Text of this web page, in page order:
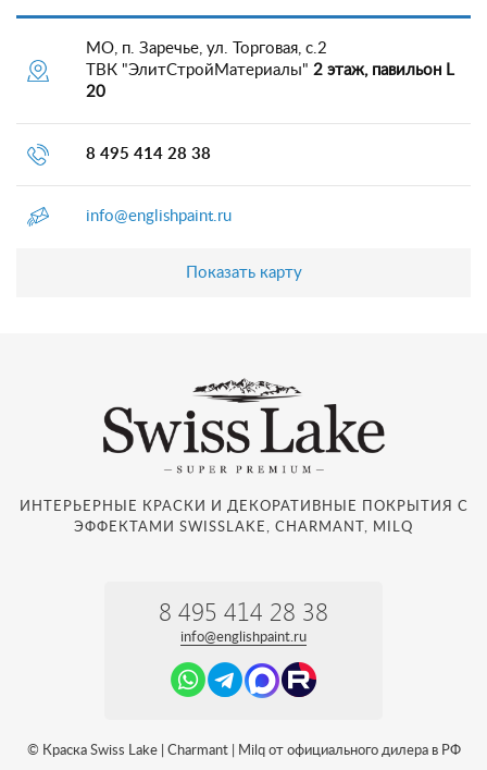
МО, п. Заречье, ул. Торговая, с.2
ТВК "ЭлитСтройМатериалы" 2 этаж, павильон L
20
8 495 414 28 38
info@englishpaint.ru
Показать карту
ИНТЕРЬЕРНЫЕ КРАСКИ И ДЕКОРАТИВНЫЕ ПОКРЫТИЯ С
ЭФФЕКТАМИ SWISSLAKE, CHARMANT, MILQ
8 495 414 28 38
info@englishpaint.ru
© Краска Swiss Lake | Charmant | Milq от официального дилера в РФ